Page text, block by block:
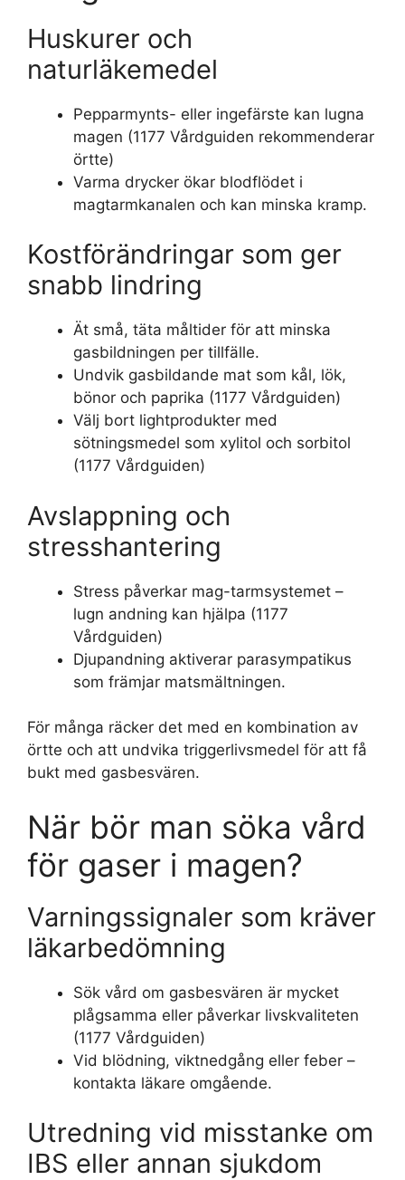
Huskurer och
naturläkemedel
Pepparmynts- eller ingefärste kan lugna
magen (1177 Vårdguiden rekommenderar
örtte)
Varma drycker ökar blodflödet i
magtarmkanalen och kan minska kramp.
Kostförändringar som ger
snabb lindring
Ät små, täta måltider för att minska
gasbildningen per tillfälle.
Undvik gasbildande mat som kål, lök,
bönor och paprika (1177 Vårdguiden)
Välj bort lightprodukter med
sötningsmedel som xylitol och sorbitol
(1177 Vårdguiden)
Avslappning och
stresshantering
Stress påverkar mag-tarmsystemet –
lugn andning kan hjälpa (1177
Vårdguiden)
Djupandning aktiverar parasympatikus
som främjar matsmältningen.
För många räcker det med en kombination av
örtte och att undvika triggerlivsmedel för att få
bukt med gasbesvären.
När bör man söka vård
för gaser i magen?
Varningssignaler som kräver
läkarbedömning
Sök vård om gasbesvären är mycket
plågsamma eller påverkar livskvaliteten
(1177 Vårdguiden)
Vid blödning, viktnedgång eller feber –
kontakta läkare omgående.
Utredning vid misstanke om
IBS eller annan sjukdom